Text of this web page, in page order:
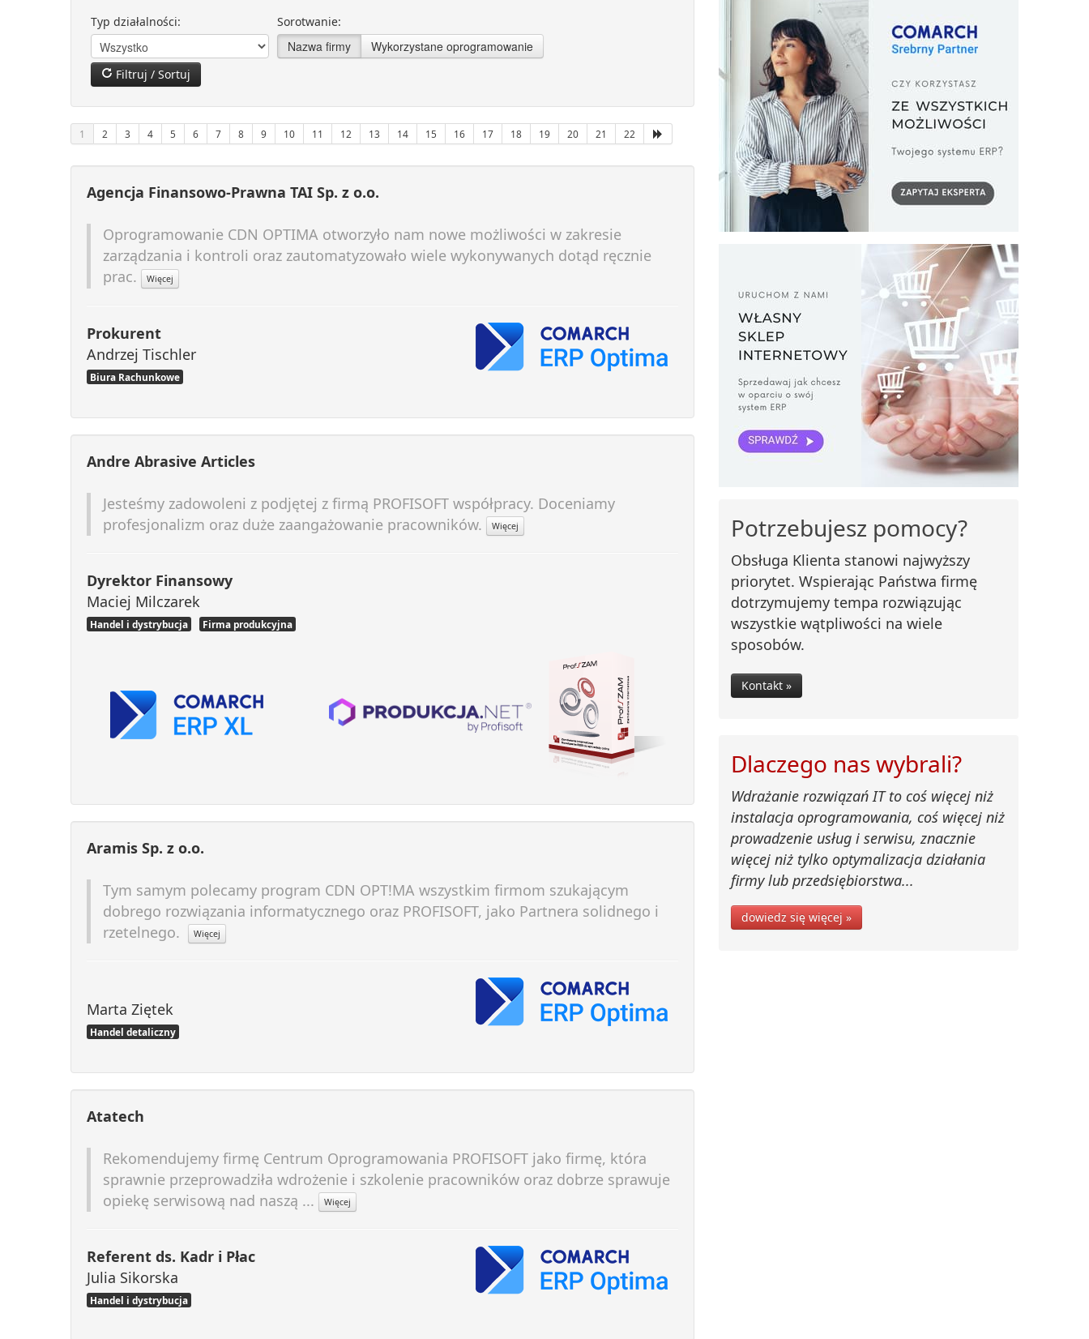
Typ działalności: Sorotwanie:
Nazwa firmy Wykorzystane oprogramowanie
Filtruj / Sortuj
1 2 3 4 5 6 7 8 9 10 11 12 13 14 15 16 17 18 19 20 21 22
Agencja Finansowo-Prawna TAI Sp. z o.o.
Oprogramowanie CDN OPTIMA otworzyło nam nowe możliwości w zakresie
zarządzania i kontroli oraz zautomatyzowało wiele wykonywanych dotąd ręcznie
prac.
Więcej
Prokurent
Andrzej Tischler
Biura Rachunkowe
Andre Abrasive Articles
Jesteśmy zadowoleni z podjętej z firmą PROFISOFT współpracy. Doceniamy
profesjonalizm oraz duże zaangażowanie pracowników.
Więcej
Dyrektor Finansowy
Maciej Milczarek
Handel i dystrybucja Firma produkcyjna
Aramis Sp. z o.o.
Tym samym polecamy program CDN OPT!MA wszystkim firmom szukającym
dobrego rozwiązania informatycznego oraz PROFISOFT, jako Partnera solidnego i
rzetelnego.
Więcej
Marta Ziętek
Handel detaliczny
Atatech
Rekomendujemy firmę Centrum Oprogramowania PROFISOFT jako firmę, która
sprawnie przeprowadziła wdrożenie i szkolenie pracowników oraz dobrze sprawuje
opiekę serwisową nad naszą ...
Więcej
Referent ds. Kadr i Płac
Julia Sikorska
Handel i dystrybucja
Potrzebujesz pomocy?
Obsługa Klienta stanowi najwyższy
priorytet. Wspierając Państwa firmę
dotrzymujemy tempa rozwiązując
wszystkie wątpliwości na wiele
sposobów.
Kontakt »
Dlaczego nas wybrali?
Wdrażanie rozwiązań IT to coś więcej niż
instalacja oprogramowania, coś więcej niż
prowadzenie usług i serwisu, znacznie
więcej niż tylko optymalizacja działania
firmy lub przedsiębiorstwa...
dowiedz się więcej »